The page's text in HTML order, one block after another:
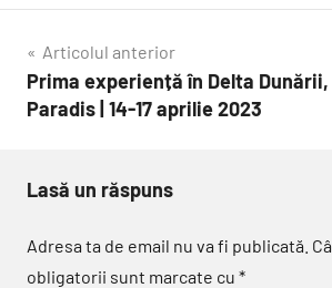
Navigare
în
Articolul anterior
Prima experiență în Delta Dunării,
Paradis | 14-17 aprilie 2023
Lasă un răspuns
Adresa ta de email nu va fi publicată.
obligatorii sunt marcate cu *